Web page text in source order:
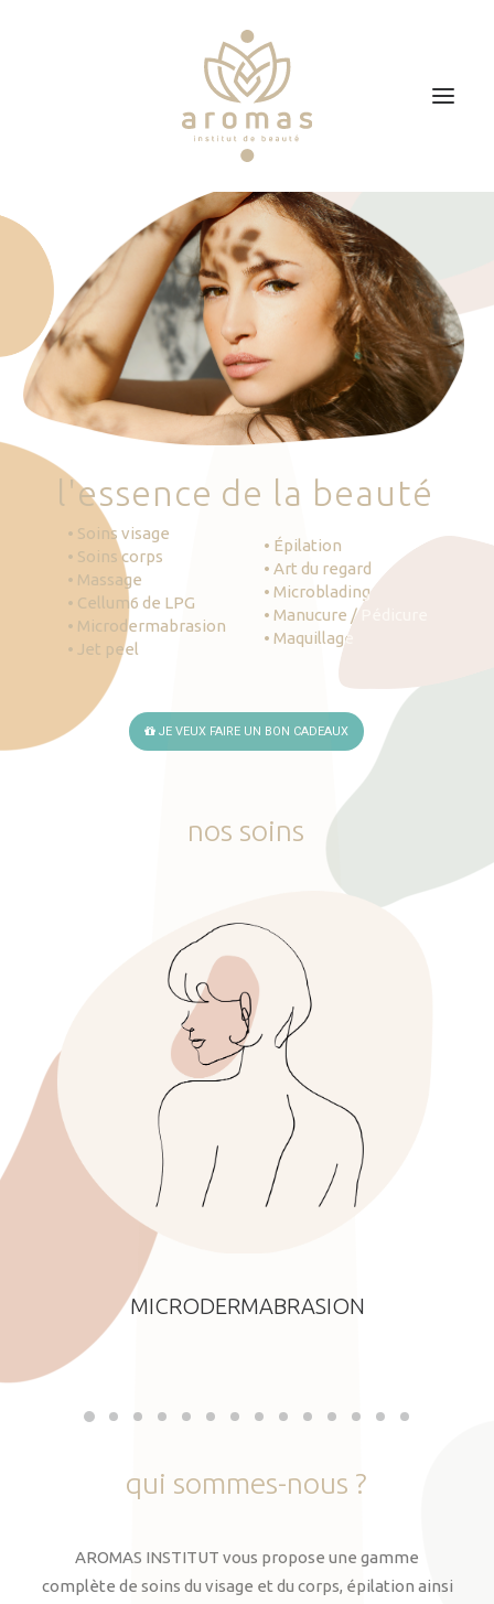
Soins
Je veux faire un bon cadeau
Plan d’accès
Prendre RDV
'essence de la beauté
• Soins visage
• Soins corps
• Massage
• Cellum6 de LPG
• Microdermabrasion
• Jet peel
• Épilation
• Art du regard
• Microblading
• Manucure / Pédicure
• Maquillage
JE VEUX FAIRE UN BON CADEAUX
nos soins
MICRODERMABRASION
qui sommes-nous ?
AROMAS INSTITUT vous propose une gamme
complète de soins du visage et du corps, épilation ainsi